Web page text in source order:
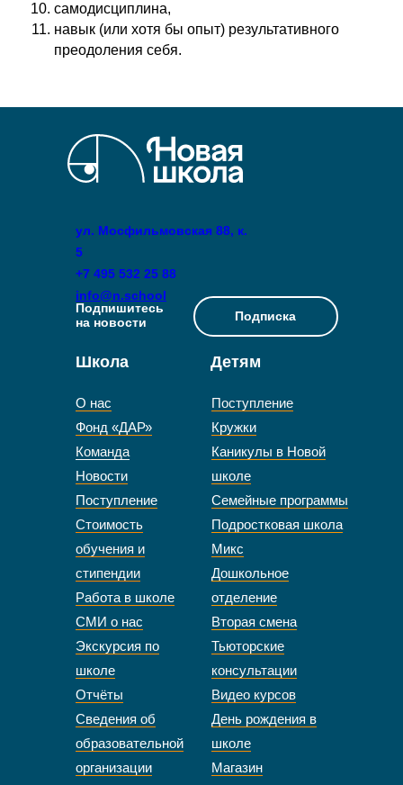
самодисциплина,
навык (или хотя бы опыт) результативного
преодоления себя.
Школа Детям
О нас
Фонд «ДАР»
Команда
Новости
Поступление
Стоимость
обучения и
стипендии
Работа в школе
СМИ о нас
Экскурсия по
школе
Отчёты
Сведения об
образовательной
организации
Поступление
Кружки
Каникулы в Новой
школе
Семейные программы
Подростковая школа
Микс
Дошкольное
отделение
Вторая смена
Тьюторские
консультации
Видео курсов
День рождения в
школе
Магазин
Подписка
Подпишитесь
на новости
ул. Мосфильмовская 88, к.
5
+7 495 532 25 88
info@n.school